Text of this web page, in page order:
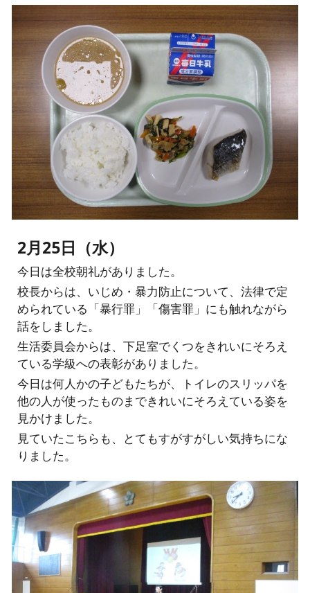
2月25日（水）
今日は全校朝礼がありました。
校長からは、いじめ・暴力防止について、法律で定
められている「暴行罪」「傷害罪」にも触れながら
話をしました。
生活委員会からは、下足室でくつをきれいにそろえ
ている学級への表彰がありました。
今日は何人かの子どもたちが、トイレのスリッパを
他の人が使ったものまできれいにそろえている姿を
見かけました。
見ていたこちらも、とてもすがすがしい気持ちにな
りました。